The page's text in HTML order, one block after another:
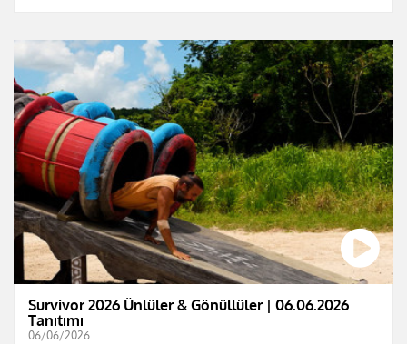
Survivor 2026 Ünlüler & Gönüllüler | 06.06.2026
Tanıtımı
06/06/2026